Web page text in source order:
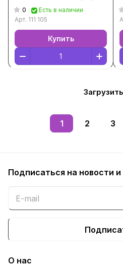
кВт, Белый, 111 105]
0
Есть в наличии
Арт. 111 105
Купить
1 2 3
Подписаться на новости
О нас